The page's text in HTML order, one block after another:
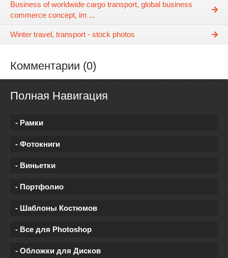
Business of worldwide cargo transport, global business
commerce concept, im ...
Winter travel, transport - stock photos
Комментарии (0)
Полная Навигация
- Рамки
- Фотокниги
- Виньетки
- Портфолио
- Шаблоны Костюмов
- Все для Photoshop
- Обложки для Дисков